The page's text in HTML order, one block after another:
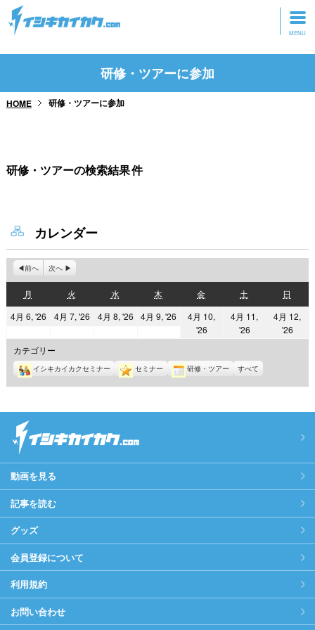
トップページ
研修・ツアーに参加
研修・ツアーに参加
HOME 研修・ツアーに参加
研修・ツアーの検索結果件
カレンダー
前へ 次へ
月
曜
日
火
曜
日
水水
曜
日
木
曜
日
金金
曜
日
土
曜
日
日
曜
日
4月 6, '262026
4
月
6
日
4月 7, '262026
月
7
日
4月 8, '262026
月
8
日
4月 9, '26
2026
月
9
日
4月 10,
'262026
4
月
10
4月 11,
'262026
4
月
11
4月 12,
'262026
12
カテゴリー
イシキカイカクセミナー セミナー 研修・ツアー すべて
動画を見る
記事を読む
グッズ
会員登録について
利用規約
お問い合わせ